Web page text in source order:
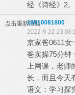
经《诗经》2。
点击重新加载18510081800
2022-9-22
京家爸0611女
爸实操75分钟
上网课，老
长，而且今天
语文：学习探